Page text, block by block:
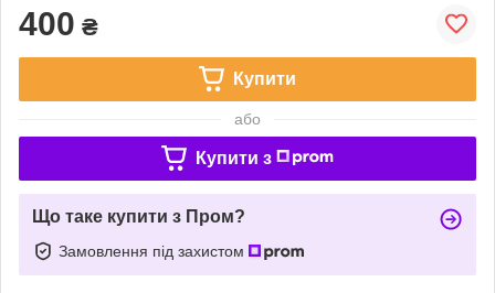
400 ₴
Купити
або
Купити з
Що таке купити з Пром?
Замовлення під захистом